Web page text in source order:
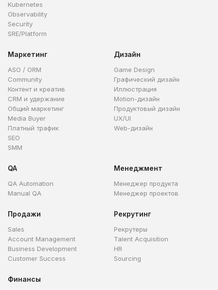
Kubernetes
Observability
Security
SRE/Platform
Маркетинг
ASO / ORM
Community
Контент и креатив
CRM и удержание
Общий маркетинг
Media Buyer
Платный трафик
SEO
SMM
Дизайн
Game Design
Графический дизайн
Иллюстрация
Motion-дизайн
Продуктовый дизайн
UX/UI
Web-дизайн
QA
QA Automation
Manual QA
Менеджмент
Менеджер продукта
Менеджер проектов
Продажи
Sales
Account Management
Business Development
Customer Success
Рекрутинг
Рекрутеры
Talent Acquisition
HR
Sourcing
Финансы